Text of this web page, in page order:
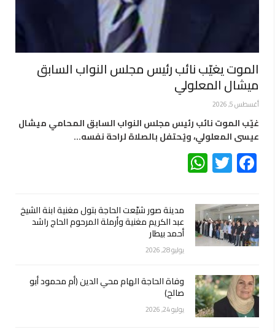
الموت يغيّب نائب رئيس مجلس النواب السابق
ميشال المعلولي
أغسطس 5, 2026
غيّب الموت نائب رئيس مجلس النواب السابق المحامي ميشال
عيسى المعلولي، ويُحتفل بالصلاة لراحة نفسه…
Facebook
Twitter
مدينة صور شيّعت الحاجة بتول مغنية ابنة الشيخ
عبد الكريم مغنية وأرملة المرحوم الحاج راشد
أحمد بيطار
يوليو 28, 2026
وفاة الحاجة الهام محي الدين (أم محمود أبو
صالح)
يوليو 24, 2026